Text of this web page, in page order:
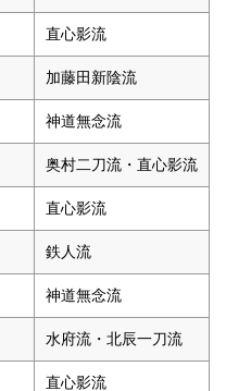
直心影流
加藤田新陰流
神道無念流
奥村二刀流・直心影流
直心影流
鉄人流
神道無念流
水府流・北辰一刀流
直心影流